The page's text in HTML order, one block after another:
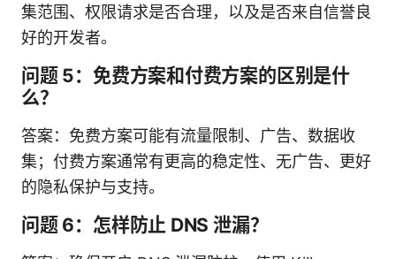
集范围、权限请求是否合理，以及是否来自信誉良
好的开发者。
问题 5：免费方案和付费方案的区别是什
么？
答案：免费方案可能有流量限制、广告、数据收
集；付费方案通常有更高的稳定性、无广告、更好
的隐私保护与支持。
问题 6：怎样防止 DNS 泄漏？